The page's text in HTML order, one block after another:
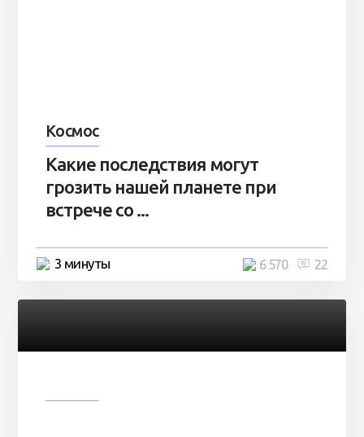
Космос
Какие последствия могут
грозить нашей планете при
встрече со ...
3 минуты 22
6 570